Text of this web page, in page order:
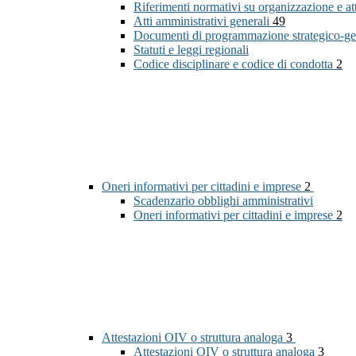
Riferimenti normativi su organizzazione e
Atti amministrativi generali 49
Documenti di programmazione strategico-
Statuti e leggi regionali
Codice disciplinare e codice di condotta 2
Oneri informativi per cittadini e imprese 2
Scadenzario obblighi amministrativi
Oneri informativi per cittadini e imprese 2
Attestazioni OIV o struttura analoga 3
Attestazioni OIV o struttura analoga 3